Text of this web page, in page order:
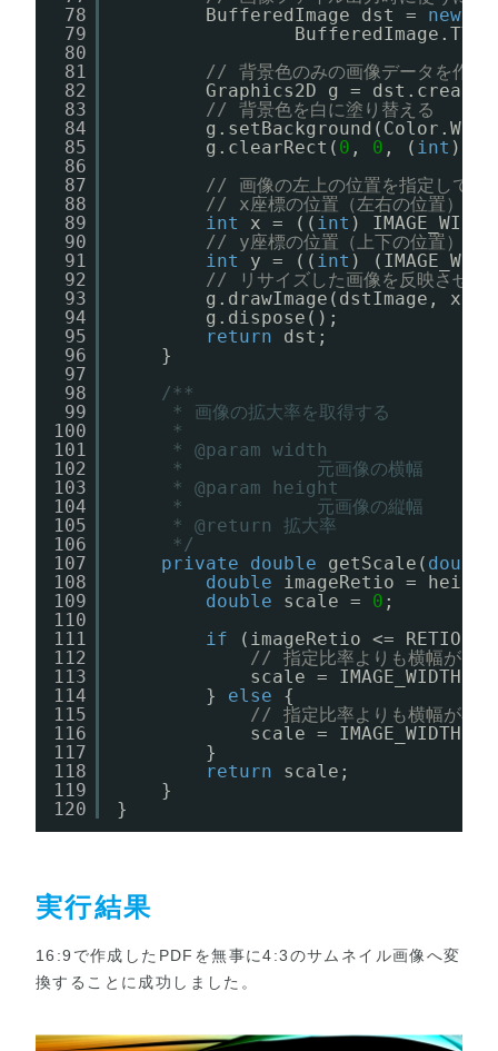
78
79
80
81
82
83
84
85
86
87
88
89
90
91
92
93
94
95
96
97
98
99
100
101
102
103
104
105
106
107
108
109
110
111
112
113
114
115
116
117
118
119
120
BufferedImage dst = new
// 背景色のみの画像データを作成
Graphics2D g =
// 背景色を白に塗り替える
g.clearRect( 0 , 0 , ( int )
// 画像の左上の位置を指定して中
// x座標の位置（左右の位置）
int
x = (( int )
// y座標の位置（上下の位置）
int
y = (( int )
// リサイズした画像を反映させる
g.drawImage(dstImage, x,
g.dispose();
return
dst;
}
/**
* 画像の拡大率を取得する
*
* @param width
*            元画像の横幅
* @param height
*            元画像の縦幅
* @return 拡大率
*/
private
double getScale( double
double
imageRetio =
double
scale = 0 ;
if
(imageRetio <= RETIO) {
// 指定比率よりも横幅が大き
scale = IMAGE_WIDTH
} else
{
// 指定比率よりも横幅が小さ
scale = IMAGE_WIDTH
}
return
scale;
}
}
実行結果
16:9で作成したPDFを無事に4:3のサムネイル画像へ変
換することに成功しました。